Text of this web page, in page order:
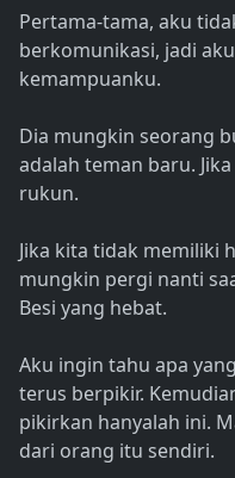
Pertama-tama, aku
berkomunikasi, jadi
kemampuanku.
Dia mungkin seorang
adalah teman baru.
rukun.
Jika kita tidak memiliki
mungkin pergi nanti
Besi yang hebat.
Aku ingin tahu apa
terus berpikir.
pikirkan hanyalah ini.
dari orang itu sendiri.